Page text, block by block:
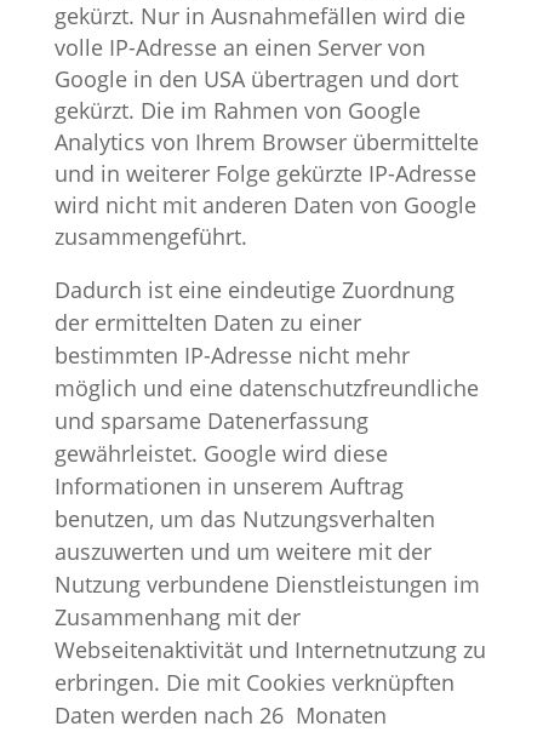
gekürzt. Nur in Ausnahmefällen wird die
volle IP-Adresse an einen Server von
Google in den USA übertragen und dort
gekürzt. Die im Rahmen von Google
Analytics von Ihrem Browser übermittelte
und in weiterer Folge gekürzte IP-Adresse
wird nicht mit anderen Daten von Google
zusammengeführt.
Dadurch ist eine eindeutige Zuordnung
der ermittelten Daten zu einer
bestimmten IP-Adresse nicht mehr
möglich und eine datenschutzfreundliche
und sparsame Datenerfassung
gewährleistet. Google wird diese
Informationen in unserem Auftrag
benutzen, um das Nutzungsverhalten
auszuwerten und um weitere mit der
Nutzung verbundene Dienstleistungen im
Zusammenhang mit der
Webseitenaktivität und Internetnutzung zu
erbringen. Die mit Cookies verknüpften
Daten werden nach 26 Monaten